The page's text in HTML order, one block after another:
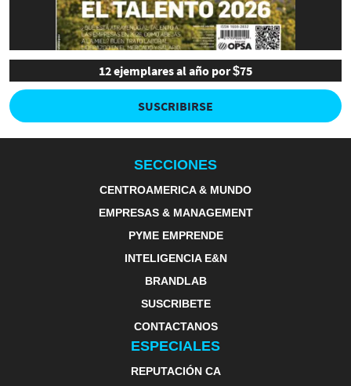
12 ejemplares al año por $75
SUSCRIBIRSE
SECCIONES
CENTROAMERICA & MUNDO
EMPRESAS & MANAGEMENT
PYME EMPRENDE
INTELIGENCIA E&N
BRANDLAB
SUSCRIBETE
CONTACTANOS
ESPECIALES
REPUTACIÓN CA